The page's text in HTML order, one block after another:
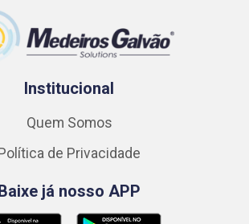
Institucional
Quem Somos
Política de Privacidade
já nosso APP